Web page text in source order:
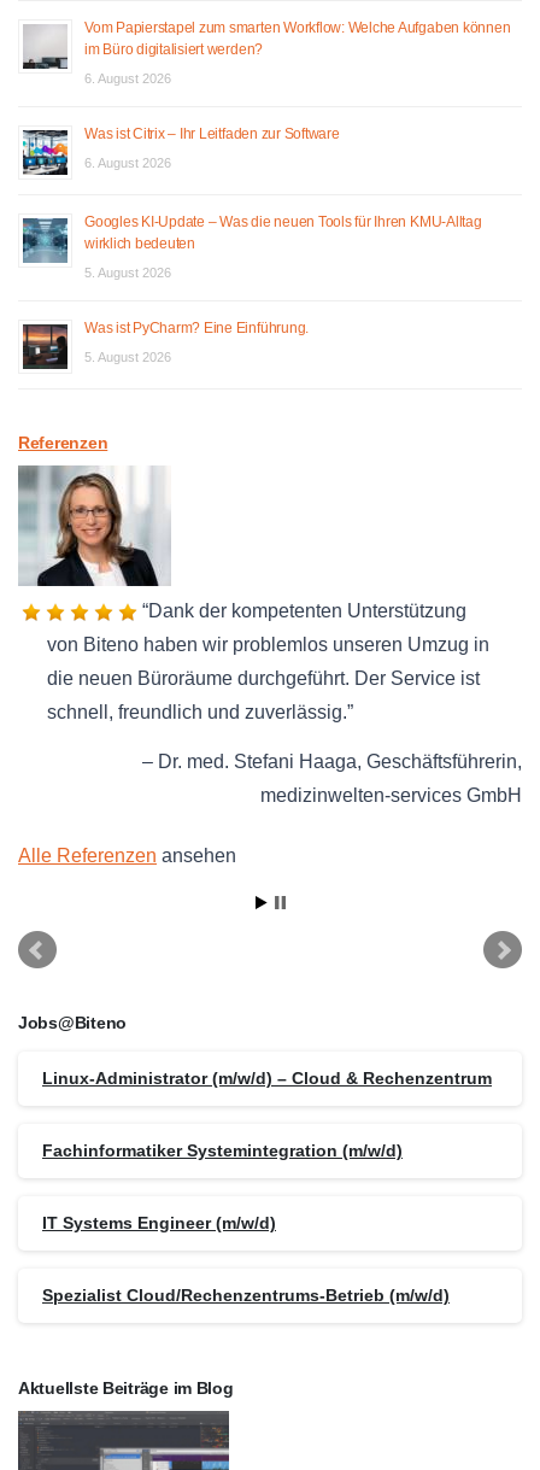
Vom Papierstapel zum smarten Workflow: Welche Aufgaben können
im Büro digitalisiert werden?
6. August 2026
Was ist Citrix – Ihr Leitfaden zur Software
6. August 2026
Googles KI-Update – Was die neuen Tools für Ihren KMU-Alltag
wirklich bedeuten
5. August 2026
Was ist PyCharm? Eine Einführung.
5. August 2026
Referenzen
Dank der kompetenten Unterstützung
von Biteno haben wir problemlos unseren Umzug in
die neuen Büroräume durchgeführt. Der Service ist
schnell, freundlich und zuverlässig.
Dr. med. Stefani Haaga Geschäftsführerin
medizinwelten-services GmbH
Alle Referenzen ansehen
Jobs@Biteno
Linux-Administrator (m/w/d) – Cloud & Rechenzentrum
Fachinformatiker Systemintegration (m/w/d)
IT Systems Engineer (m/w/d)
Spezialist Cloud/Rechenzentrums-Betrieb (m/w/d)
Aktuellste Beiträge im Blog